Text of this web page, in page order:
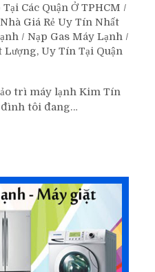
Các Quận Ở TPHCM /
Giá Rẻ Uy Tín Nhất
/ Nạp Gas Máy Lạnh /
Lượng, Uy Tín Tại Quận
trì máy lạnh Kim Tín
đình tôi đang…